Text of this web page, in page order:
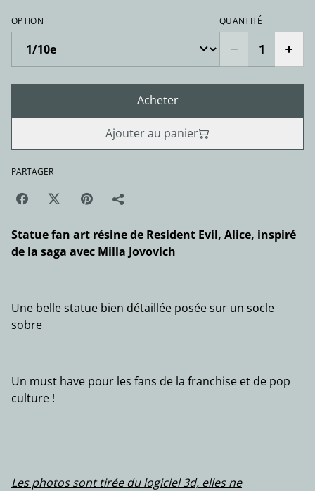
OPTION QUANTITÉ
Acheter
Ajouter au panier
PARTAGER
Statue fan art résine de Resident Evil, Alice, inspiré
de la saga avec Milla Jovovich
Une belle statue bien détaillée posée sur un socle
sobre
Un must have pour les fans de la franchise et de pop
culture !
Les photos sont tirée du logiciel 3d, elles ne